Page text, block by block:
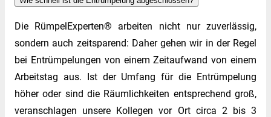
Die RümpelExperten® arbeiten nicht nur zuverlässig,
sondern auch zeitsparend: Daher gehen wir in der Regel
bei Entrümpelungen von einem Zeitaufwand von einem
Arbeitstag aus. Ist der Umfang für die Entrümpelung
höher oder sind die Räumlichkeiten entsprechend groß,
veranschlagen unsere Kollegen vor Ort circa 2 bis 3